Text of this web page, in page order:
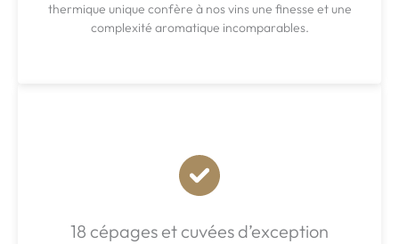
thermique unique confère à nos vins une finesse et une
complexité aromatique incomparables.
18 cépages et cuvées d’exception